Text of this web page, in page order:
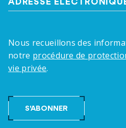
ADRESSE
Nous recueillons des
notre procédure de
vie privée.